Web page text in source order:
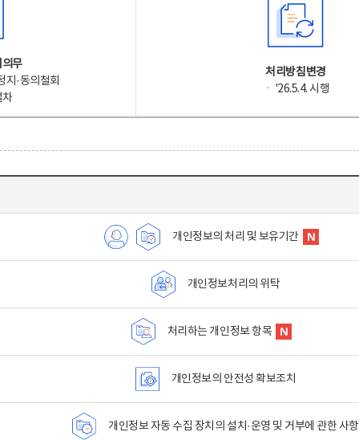
무
지·동의철회
차
처리방침변경
ㆍ '26.5.4. 시행
개인정보의 처리 및 보유기간
개인정보처리의 위탁
처리하는 개인정보 항목
개인정보의 안전성 확보조치
개인정보 자동 수집 장치의 설치·운영 및 거부에 관한 사항